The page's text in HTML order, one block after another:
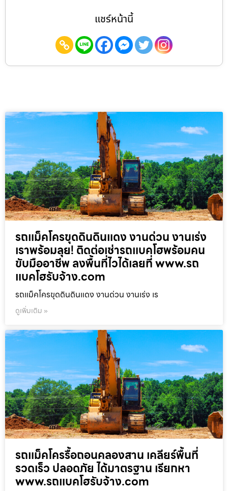
แชร์หน้านี้
รถแม็คโครขุดดินดินแดง งานด่วน งานเร่ง
เราพร้อมลุย! ติดต่อเช่ารถแบคโฮพร้อมคน
ขับมืออาชีพ ลงพื้นที่ไวได้เลยที่ www.รถ
แบคโฮรับจ้าง.com
รถแม็คโครขุดดินดินแดง งานด่วน งานเร่ง เร
ดูเพิ่มเติม »
รถแม็คโครรื้อถอนคลองสาน เคลียร์พื้นที่
รวดเร็ว ปลอดภัย ได้มาตรฐาน เรียกหา
www.รถแบคโฮรับจ้าง.com